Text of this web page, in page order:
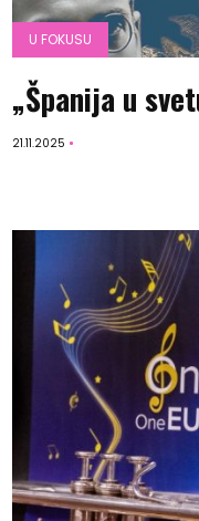
U FOKUSU
„Španija u
21.11.2025